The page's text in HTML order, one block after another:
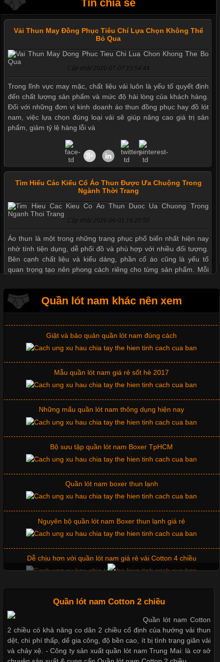
Tin chia sẻ
Vải Thun May Đồng Phục Tiêu Chí Lựa Chọn Không Thể
Bỏ Qua
Cập nhật 2026-07-07 15:54:44
Trong lĩnh vực may mặc, chất liệu vải luôn là yếu tố quyết định
đến chất lượng sản phẩm và mức độ hài lòng của khách hàng.
Đối với những đơn vị kinh doanh áo thun đồng phục hay đồ lót
nam, việc lựa chọn đúng loại vải sẽ giúp nâng cao giá trị sản
phẩm, giảm tỷ lệ hàng lỗi và
Tìm Hiểu Các Kiểu Cổ Áo Thun Được Ưa Chuộng Trong
Ngành Thời Trang
Cập nhật 2026-06-01 16:20:50
Áo thun là một trong những trang phục phổ biến nhất hiện nay
nhờ tính tiện dụng, dễ phối đồ và phù hợp với nhiều đối tượng.
Bên cạnh chất liệu và kiểu dáng, phần cổ áo cũng là yếu tố
quan trọng tạo nên phong cách riêng cho từng sản phẩm. Mỗi
Những Mẫu Áo Thun Đồng Phục Công Ty Được Ưa
Cập nhật 2026-06-01 14:23:34
Trong môi trường kinh doanh hiện đại, việc xây dựng hình ảnh
chuyên nghiệp đóng vai trò quan trọng đối với sự phát triển của
doanh nghiệp. Một trong những giải pháp hiệu quả được nhiều
đơn vị lựa chọn hiện nay là sử dụng áo thun đồng phục công ty.
Chất Liệu Lycra Có Gì Đặc Biệt Trong Ngành Thời Trang?
Cập nhật 2026-05-27 17:03:46
Vải Lycra Là Gì? Chất Liệu Co Giãn Được Ưa Chuộng Trong
Ngành May Mặc Trong ngành thời trang hiện đại, các loại vải có
khả năng co giãn tốt ngày càng được ưa chuộng nhằm mang lại
cảm giác thoải mái cho người mặc. Trong đó, vải Lycra là một
trong những chất liệu nổi bật nhờ độ đàn hồi cao,
Chất Liệu Bamboo Xu Hướng Mới Trong Ngành Thời Trang
Cập nhật 2026-05-21 14:59:25
Quần lót nam khác nên xem
Mẫu quần short quần lót nam nữ hè thu 2017
Thị hiều quần lót nam bơi lội nam và nữ 2017
Xu hướng thời trang trẻ và quần lót nam giá sỉ
Giặt và bảo quản quần lót nam đúng cách
Mẫu quần lót nam giá rẻ sốt hè 2017
Những mẩu quần lót nam thông dụng hiện nay
Bộ sưu tập quần lót nam Boxer TpHCM
Quần lót nam boxer thun lạnh
Nguyên bộ quần lót nam Boxer thun lạnh giá rẻ
Dễ chịu hơn với quần lót nam giá rẻ vải Cotton 4 chiều
Thị hiều quần lót nam bơi lội nam và nữ 2017
Quần lót nam Cotton 2 chiều
Quần lót nam Cotton
2 chiều có khả năng co dãn 2 chiều cố định của hướng vải thun
dệt, chi phí thấp, dể gia công, độ bền cao, ít bị tình trạng giãn vải
và chảy xệ. - Công ty sản xuất quần lót nam Trung Mai: là cơ sở